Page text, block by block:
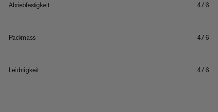
Abriebfestigkeit 4/6
Packmass 4/6
Leichtigkeit 4/6